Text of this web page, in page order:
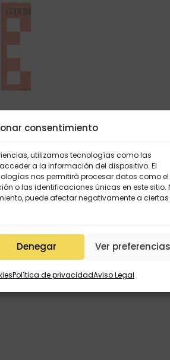
consentimiento
utilizamos tecnologías como las
a la información del dispositivo. El
nos permitirá procesar datos como el
o las identificaciones únicas en este sitio.
puede afectar negativamente a ciertas
Denegar Ver
Política de privacidadAviso Legal